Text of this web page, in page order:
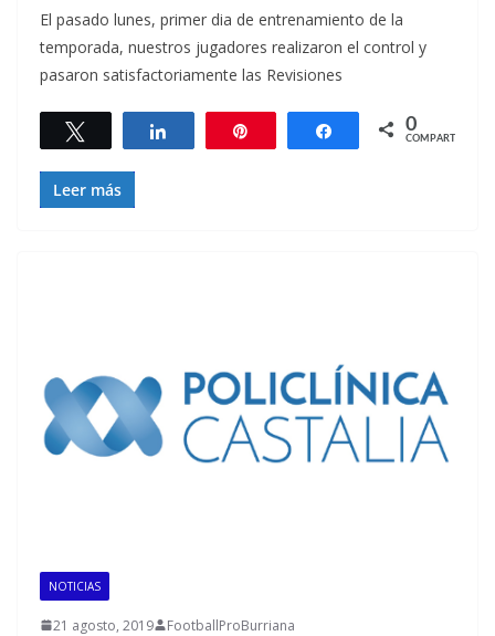
El pasado lunes, primer dia de entrenamiento de la
temporada, nuestros jugadores realizaron el control y
pasaron satisfactoriamente las Revisiones
Twittear Compartir Compartir
0
COMPARTIR
Leer más
NOTICIAS
21 agosto, 2019 FootballProBurriana